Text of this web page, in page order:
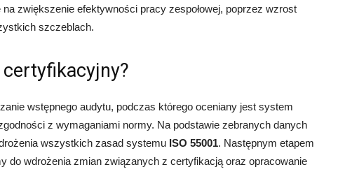
zwiększenie efektywności pracy zespołowej, poprzez wzrost
szczeblach.
wstępnego audytu, podczas którego oceniany jest system
z wymaganiami normy. Na podstawie zebranych danych
wszystkich zasad systemu ISO 55001. Następnym etapem
do wdrożenia zmian związanych z certyfikacją oraz opracowanie